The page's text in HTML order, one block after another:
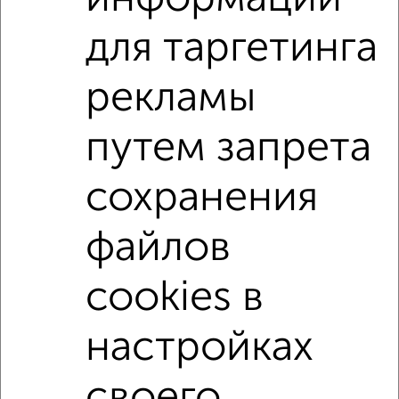
3-к квартиры
на улице Комсомольская не первый этаж
не последний этаж с балконом
в панельном доме с раздельным санузлом
площадью до 70 м² С большой лоджией
↑ НАВЕРХ К МЕНЮ
Квартиры студии
От застройщика Без посредников
для таргетинга
рекламы
путем запрета
сохранения
файлов
cookies в
настройках